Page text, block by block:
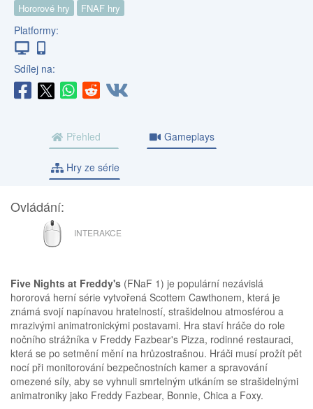
Hororové hry FNAF hry
Platformy:
Sdílej na:
Přehled Gameplays
Hry ze série
Ovládání:
MYŠ
INTERAKCE
Five Nights at Freddy's (FNaF 1) je populární nezávislá
hororová herní série vytvořená Scottem Cawthonem, která je
známá svojí napínavou hratelností, strašidelnou atmosférou a
mrazivými animatronickými postavami. Hra staví hráče do role
nočního strážníka v Freddy Fazbear's Pizza, rodinné restauraci,
která se po setmění mění na hrůzostrašnou. Hráči musí prožít pět
nocí při monitorování bezpečnostních kamer a spravování
omezené síly, aby se vyhnuli smrtelným utkáním se strašidelnými
animatroniky jako Freddy Fazbear, Bonnie, Chica a Foxy.